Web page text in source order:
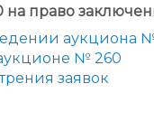
право
аукциона
№ 260
заявок